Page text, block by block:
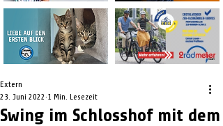
Swing im Schlosshof mit dem
Extern
23. Juni 2022 1 Min. Lesezeit